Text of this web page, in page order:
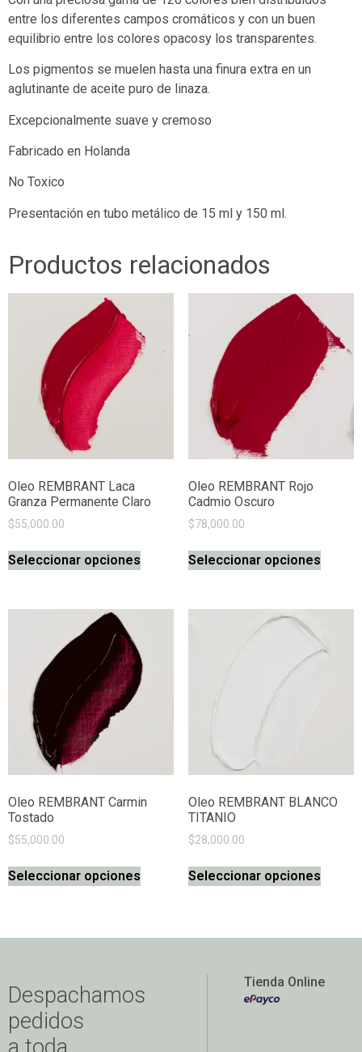
entre los diferentes campos cromáticos y con un buen
equilibrio entre los colores opacosy los transparentes.
Los pigmentos se muelen hasta una finura extra en un
aglutinante de aceite puro de linaza.
Excepcionalmente suave y cremoso
Fabricado en Holanda
No Toxico
Presentación en tubo metálico de 15 ml y 150 ml.
Productos relacionados
Oleo REMBRANT Laca
Granza Permanente Claro
$55,000.00
Seleccionar opciones
Oleo REMBRANT Rojo
Cadmio Oscuro
$78,000.00
Seleccionar opciones
Oleo REMBRANT Carmin
Tostado
$55,000.00
Seleccionar opciones
Oleo REMBRANT BLANCO
TITANIO
$28,000.00
Seleccionar opciones
Despachamos
pedidos
Tienda Online